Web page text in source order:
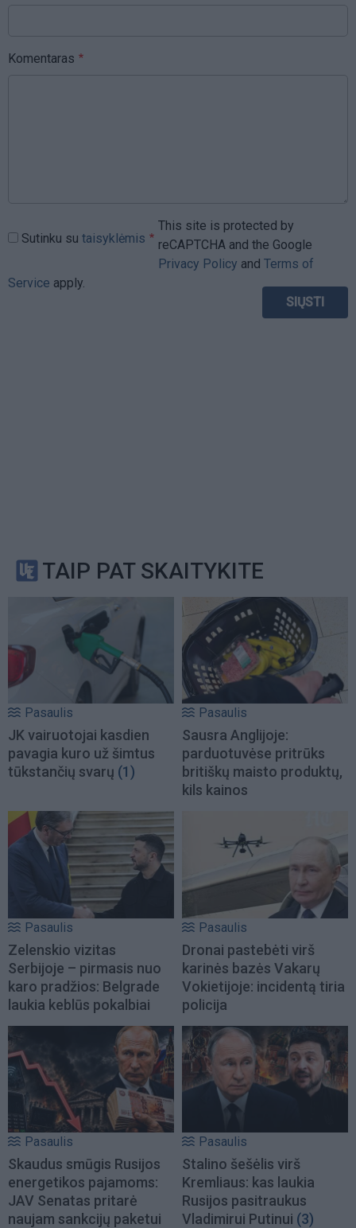
Komentaras
Sutinku su taisyklėmis
This site is protected by
reCAPTCHA and the Google
Privacy Policy and Terms of
Service apply.
TAIP PAT SKAITYKITE
Pasaulis
JK vairuotojai kasdien
pavagia kuro už šimtus
tūkstančių svarų (1)
Pasaulis
Sausra Anglijoje:
parduotuvėse pritrūks
britiškų maisto produktų,
kils kainos
Pasaulis
Zelenskio vizitas
Serbijoje – pirmasis nuo
karo pradžios: Belgrade
laukia keblūs pokalbiai
Pasaulis
Dronai pastebėti virš
karinės bazės Vakarų
Vokietijoje: incidentą tiria
policija
Pasaulis
Skaudus smūgis Rusijos
energetikos pajamoms:
JAV Senatas pritarė
naujam sankcijų paketui
Pasaulis
Stalino šešėlis virš
Kremliaus: kas laukia
Rusijos pasitraukus
Vladimirui Putinui (3)